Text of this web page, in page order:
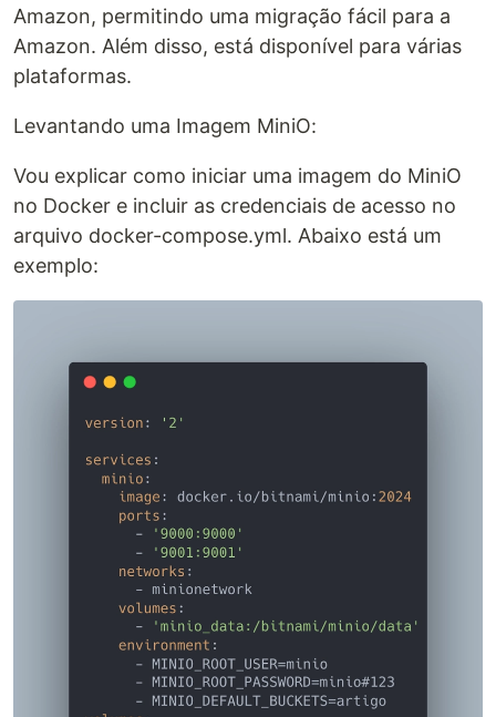
Amazon, permitindo uma migração fácil para a
Amazon. Além disso, está disponível para várias
plataformas.
Levantando uma Imagem MiniO:
Vou explicar como iniciar uma imagem do MiniO
no Docker e incluir as credenciais de acesso no
arquivo docker-compose.yml. Abaixo está um
exemplo: